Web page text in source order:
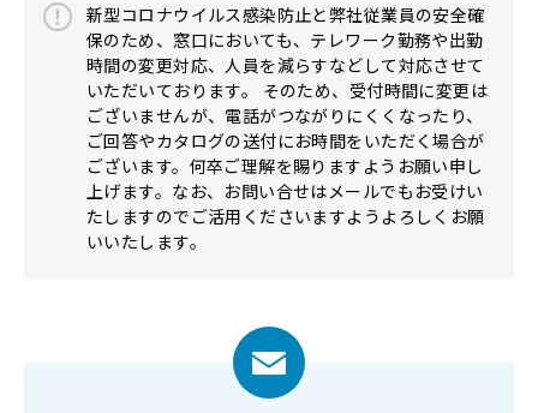
新型コロナウイルス感染防止と弊社従業員の安全確
保のため、窓口においても、テレワーク勤務や出勤
時間の変更対応、人員を減らすなどして対応させて
いただいております。 そのため、受付時間に変更は
ございませんが、電話がつながりにくくなったり、
ご回答やカタログの送付にお時間をいただく場合が
ございます。何卒ご理解を賜りますようお願い申し
上げます。なお、お問い合せはメールでもお受けい
たしますのでご活用くださいますようよろしくお願
いいたします。